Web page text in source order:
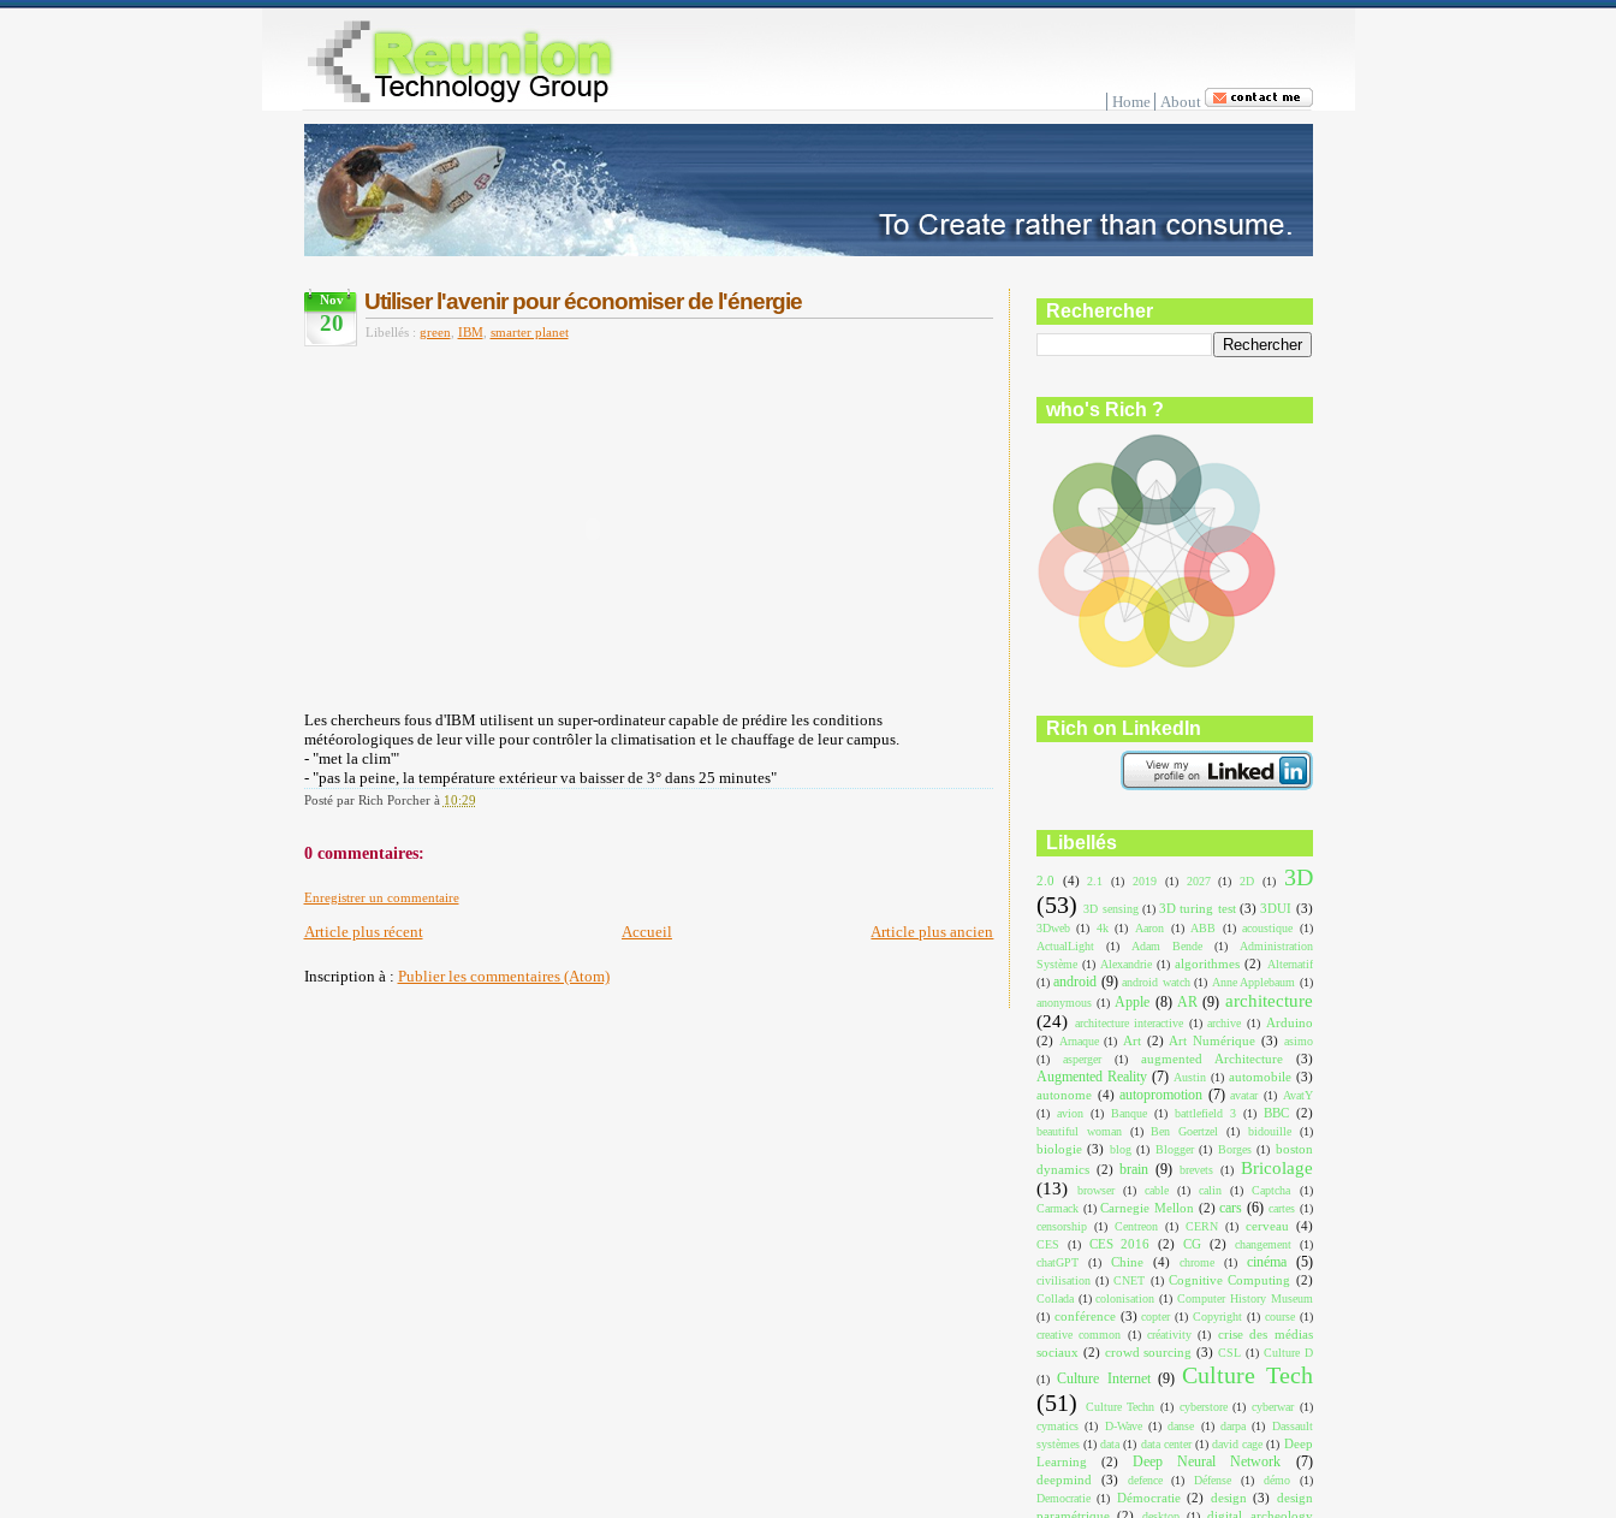
Home About
Nov
20
Utiliser l'avenir pour économiser de l'énergie
Libellés : green IBM, smarter planet
Les chercheurs fous d'IBM utilisent un super-ordinateur capable de prédire les conditions
météorologiques de leur ville pour contrôler la climatisation et le chauffage de leur campus.
- "met la clim'"
- "pas la peine, la température extérieur va baisser de 3° dans 25 minutes"
Posté par Rich Porcher à 10:29
0 commentaires:
Enregistrer un commentaire
Article plus récent Article plus ancien
Accueil
Inscription à : Publier les commentaires (Atom)
Rechercher
who's Rich ?
Rich on LinkedIn
Libellés
2.0 (4) 2.1 (1) 2019 (1) 2027 (1) 2D (1)
3D
(53) 3D sensing (1) 3D turing test (3) 3DUI (3)
3Dweb (1) 4k (1) Aaron (1) ABB (1) acoustique (1)
ActualLight
(1) Adam Bende (1)
Administration
Système (1) Alexandrie (1) algorithmes (2) Alternatif
(1) android (9) android watch (1) Anne Applebaum (1)
anonymous (1) Apple (8) AR (9) architecture
(24) architecture interactive (1) archive (1) Arduino
(2) Arnaque (1) Art (2) Art Numérique (3) asimo
(1)
asperger (1) augmented Architecture (3)
Augmented Reality (7) Austin (1) automobile (3)
autonome (4) autopromotion (7) avatar (1) AvatY
(1) avion (1) Banque (1) battlefield 3 (1) BBC (2)
beautiful woman (1) Ben Goertzel (1) bidouille (1)
biologie (3) blog (1) Blogger (1) Borges (1) boston
dynamics (2) brain (9) brevets (1) Bricolage
(13)
browser (1) cable (1) calin (1) Captcha
(1)
Carmack (1) Carnegie Mellon (2) cars (6) cartes (1)
censorship (1) Centreon (1) CERN (1) cerveau (4)
CES (1) CES 2016 (2) CG (2) changement
(1)
chatGPT
(1) Chine (4) chrome (1) cinéma (5)
civilisation (1) CNET (1) Cognitive Computing (2)
Collada (1) colonisation (1) Computer History Museum
(1) conférence (3) copter (1) Copyright (1) course (1)
creative common (1) créativity (1) crise des médias
sociaux (2) crowd sourcing (3) CSL (1) Culture D
(1) Culture Internet (9) Culture Tech
(51)
Culture Techn (1) cyberstore (1) cyberwar (1)
cymatics (1) D-Wave (1) danse (1) darpa (1) Dassault
systèmes (1) data (1) data center (1) david cage (1) Deep
Learning
(2) Deep Neural Network (7)
deepmind (3) defence (1) Défense (1) démo
(1)
Democratie (1) Démocratie (2) design (3) design